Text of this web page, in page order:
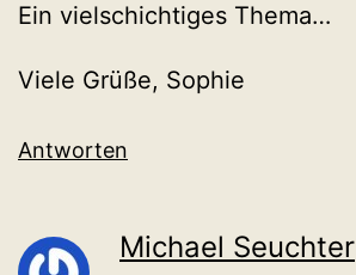
Ein vielschichtiges Thema…
Viele Grüße, Sophie
Antworten
Michael Seuchter